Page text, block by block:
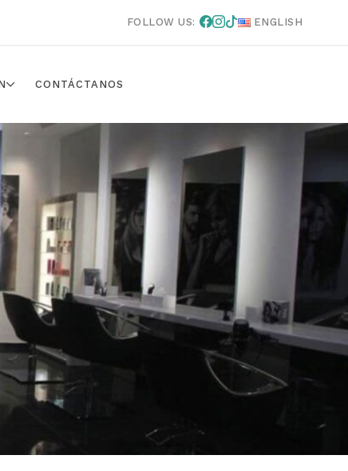
FOLLOW US: ENGLISH
CONTÁCTANOS